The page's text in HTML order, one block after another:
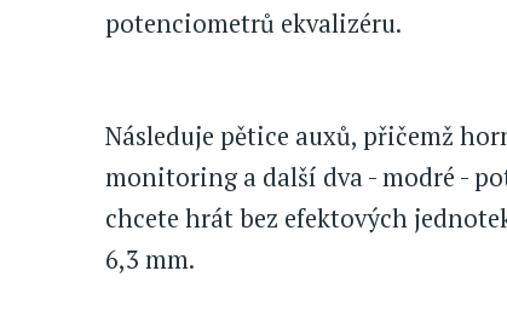
potenciometrů ekvalizéru.
Následuje pětice auxů, přičemž
monitoring a další dva - modré -
chcete hrát bez efektových
6,3 mm.